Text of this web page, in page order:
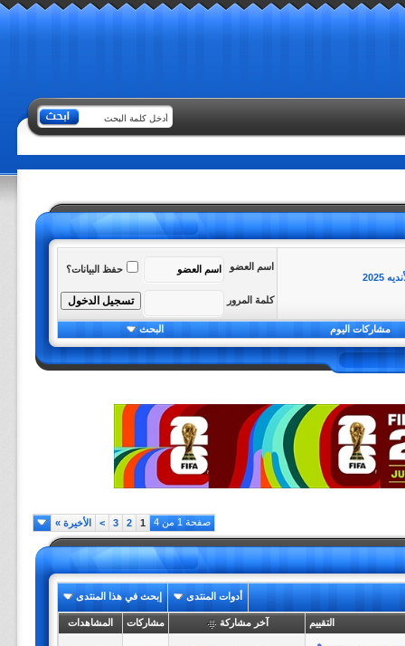
اسم العضو حفظ البيانات؟
كلمة المرور
مشاركات اليوم البحث
صفحة 1 من 4 1
2
3
> الأخيرة »
أدوات المنتدى إبحث في هذا المنتدى
التقييم آخر مشاركة مشاركات المشاهدات